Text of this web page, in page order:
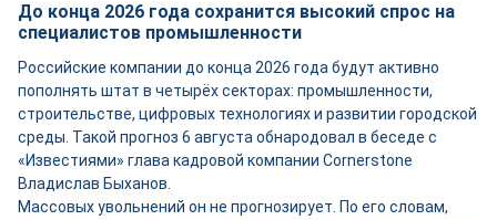
До конца 2026 года сохранится высокий спрос на
специалистов промышленности
Российские компании до конца 2026 года будут активно
пополнять штат в четырёх секторах: промышленности,
строительстве, цифровых технологиях и развитии городской
среды. Такой прогноз 6 августа обнародовал в беседе с
«Известиями» глава кадровой компании Cornerstone
Владислав Быханов.
Массовых увольнений он не прогнозирует. По его словам,